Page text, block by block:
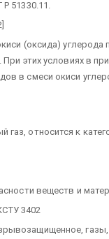
51330.11.
(оксида)
этих условиях в
в смеси окиси
относится к
веществ и
3402